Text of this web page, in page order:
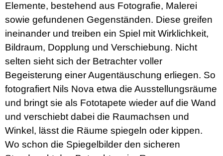
Elemente, bestehend aus Fotografie, Malerei
sowie gefundenen Gegenständen. Diese greifen
ineinander und treiben ein Spiel mit Wirklichkeit,
Bildraum, Dopplung und Verschiebung. Nicht
selten sieht sich der Betrachter voller
Begeisterung einer Augentäuschung erliegen. So
fotografiert Nils Nova etwa die Ausstellungsräume
und bringt sie als Fototapete wieder auf die Wand
und verschiebt dabei die Raumachsen und
Winkel, lässt die Räume spiegeln oder kippen.
Wo schon die Spiegelbilder den sicheren